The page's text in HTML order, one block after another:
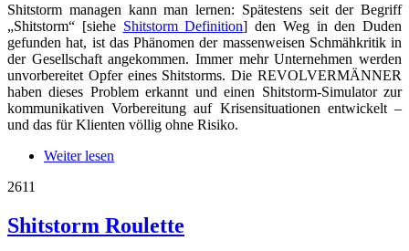
Shitstorm managen kann man lernen: Spätestens seit der Begriff
„Shitstorm“ [siehe Shitstorm Definition] den Weg in den Duden
gefunden hat, ist das Phänomen der massenweisen Schmähkritik in
der Gesellschaft angekommen. Immer mehr Unternehmen werden
unvorbereitet Opfer eines Shitstorms. Die REVOLVERMÄNNER
haben dieses Problem erkannt und einen Shitstorm-Simulator zur
kommunikativen Vorbereitung auf Krisensituationen entwickelt –
und das für Klienten völlig ohne Risiko.
Weiter lesen
2611
Shitstorm Roulette